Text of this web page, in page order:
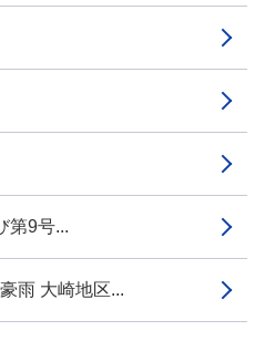
第9号...
雨 大崎地区...